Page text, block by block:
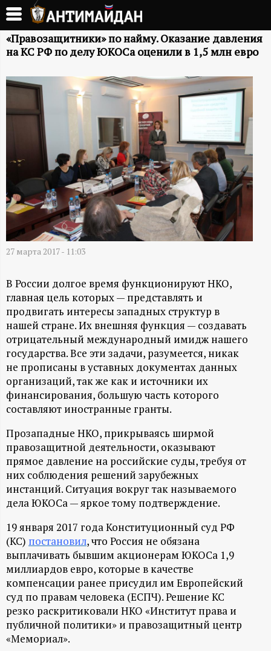
Перейти
основному
содержанию
А
М
А
Й
Д
Н
-
и
н
ф
о
р
м
а
ц
и
о
«Правозащитники» по найму. Оказание давления
на КС РФ по делу ЮКОСа оценили в 1,5 млн евро
27 марта 2017 - 11:03
В России долгое время функционируют НКО,
главная цель которых — представлять и
продвигать интересы западных структур в
нашей стране. Их внешняя функция — создавать
отрицательный международный имидж нашего
государства. Все эти задачи, разумеется, никак
не прописаны в уставных документах данных
организаций, так же как и источники их
финансирования, большую часть которого
составляют иностранные гранты.
Прозападные НКО, прикрываясь ширмой
правозащитной деятельности, оказывают
прямое давление на российские суды, требуя от
них соблюдения решений зарубежных
инстанций. Ситуация вокруг так называемого
дела ЮКОСа — яркое тому подтверждение.
19 января 2017 года Конституционный суд РФ
(КС) постановил, что Россия не обязана
выплачивать бывшим акционерам ЮКОСа 1,9
миллиардов евро, которые в качестве
компенсации ранее присудил им Европейский
суд по правам человека (ЕСПЧ). Решение КС
резко раскритиковали НКО «Институт права и
публичной политики» и правозащитный центр
«Мемориал».